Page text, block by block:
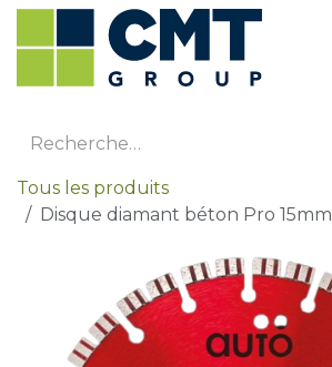
Se rendre au contenu
Tous les produits
Disque diamant béton Pro 15mm
Promotion